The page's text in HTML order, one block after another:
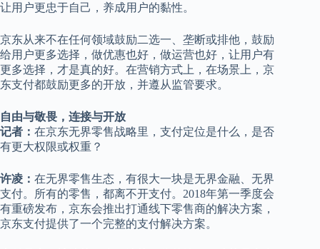
让用户更忠于自己，养成用户的黏性。
京东从来不在任何领域鼓励二选一、垄断或排他，鼓励
给用户更多选择，做优惠也好，做运营也好，让用户有
更多选择，才是真的好。在营销方式上，在场景上，京
东支付都鼓励更多的开放，并遵从监管要求。
自由与敬畏，连接与开放
记者： 在京东无界零售战略里，支付定位是什么，是否
有更大权限或权重？
许凌： 在无界零售生态，有很大一块是无界金融、无界
支付。所有的零售，都离不开支付。2018年第一季度会
有重磅发布，京东会推出打通线下零售商的解决方案，
京东支付提供了一个完整的支付解决方案。